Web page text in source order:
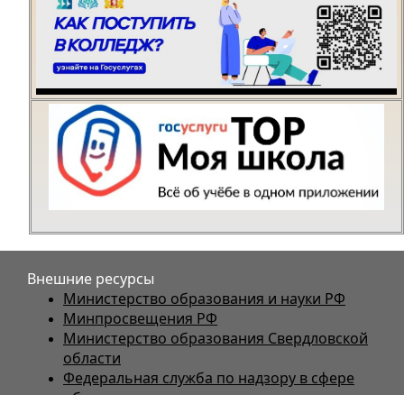
Внешние ресурсы
Министерство образования и науки РФ
Минпросвещения РФ
Министерство образования Свердловской
области
Федеральная служба по надзору в сфере